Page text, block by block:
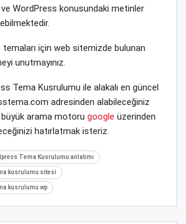
WordPress konusundaki metinler
için web sitemizde bulunan
unutmayınız.
Tema Kusrulumu ile alakalı en güncel
adresinden alabileceğiniz
büyük arama motoru google üzerinden
hatırlatmak isteriz.
Tema Kusrulumu anlatımı
kusrulumu sitesi
kusrulumu wp